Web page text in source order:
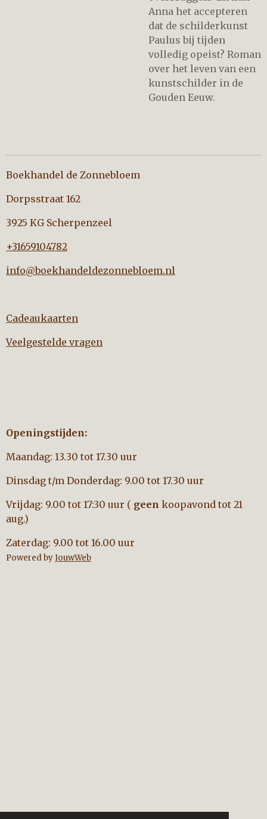
Anna het accepteren
dat de schilderkunst
Paulus bij tijden
volledig opeist? Roman
over het leven van een
kunstschilder in de
Gouden Eeuw.
Boekhandel de Zonnebloem
Dorpsstraat 162
3925 KG Scherpenzeel
+31659104782
info@boekhandeldezonnebloem.nl
Cadeaukaarten
Veelgestelde vragen
Openingstijden:
Maandag: 13.30 tot 17.30 uur
Dinsdag t/m Donderdag: 9.00 tot 17.30 uur
Vrijdag: 9.00 tot 17:30 uur ( geen koopavond tot 21
aug.)
Zaterdag: 9.00 tot 16.00 uur
Powered byJouwWeb